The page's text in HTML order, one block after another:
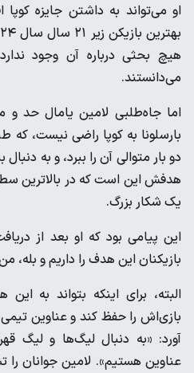
او می‌تواند به داشتن جایزه کوپا
هیچ بحثی درباره آن وجود
می‌دانستند.
اما جاه‌طلبی لامین یامال حد و
بارسلونا به کوپا راضی نیست، که
دو بار متوالی آن را ببرد، و به
هدفش این است که در بالاترین
یک شکار بزرگ.
این پیامی بود که او بعد از
بازیکنان این هدف را داریم و بله،
البته، برای اینکه بتواند به
بازی‌اش را حفظ کند و عناوین تیمی
آورد: «به دنبال لیگ‌ها و لیگ
عناوین هستیم». لامین جوانان را